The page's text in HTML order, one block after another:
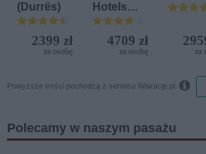
(Durrës)
2399 zł
za osobę
Hotels
Terrasini
(ex. Citta
del Mare)
4709 zł
za osobę za
Powyższe treści pochodzą z serwisu Wakacje.pl. 
Polecamy w naszym pasażu